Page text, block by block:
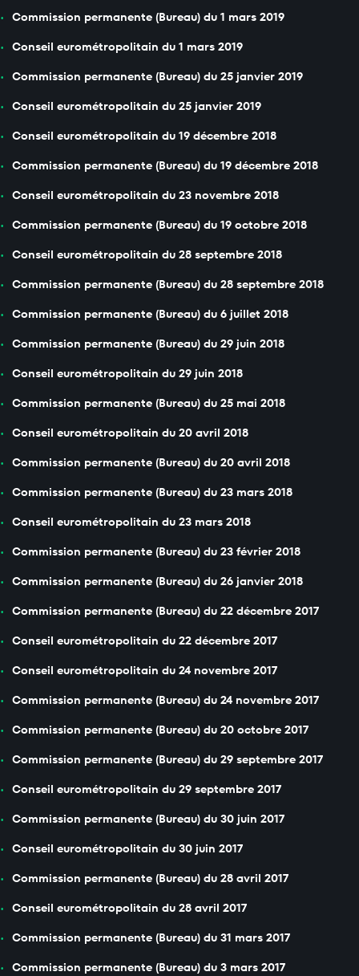
Commission permanente (Bureau) du 1 mars 2019
Conseil eurométropolitain du 1 mars 2019
Commission permanente (Bureau) du 25 janvier 2019
Conseil eurométropolitain du 25 janvier 2019
Conseil eurométropolitain du 19 décembre 2018
Commission permanente (Bureau) du 19 décembre 2018
Conseil eurométropolitain du 23 novembre 2018
Commission permanente (Bureau) du 19 octobre 2018
Conseil eurométropolitain du 28 septembre 2018
Commission permanente (Bureau) du 28 septembre 2018
Commission permanente (Bureau) du 6 juillet 2018
Commission permanente (Bureau) du 29 juin 2018
Conseil eurométropolitain du 29 juin 2018
Commission permanente (Bureau) du 25 mai 2018
Conseil eurométropolitain du 20 avril 2018
Commission permanente (Bureau) du 20 avril 2018
Commission permanente (Bureau) du 23 mars 2018
Conseil eurométropolitain du 23 mars 2018
Commission permanente (Bureau) du 23 février 2018
Commission permanente (Bureau) du 26 janvier 2018
Commission permanente (Bureau) du 22 décembre 2017
Conseil eurométropolitain du 22 décembre 2017
Conseil eurométropolitain du 24 novembre 2017
Commission permanente (Bureau) du 24 novembre 2017
Commission permanente (Bureau) du 20 octobre 2017
Commission permanente (Bureau) du 29 septembre 2017
Conseil eurométropolitain du 29 septembre 2017
Commission permanente (Bureau) du 30 juin 2017
Conseil eurométropolitain du 30 juin 2017
Commission permanente (Bureau) du 28 avril 2017
Conseil eurométropolitain du 28 avril 2017
Commission permanente (Bureau) du 31 mars 2017
Commission permanente (Bureau) du 3 mars 2017